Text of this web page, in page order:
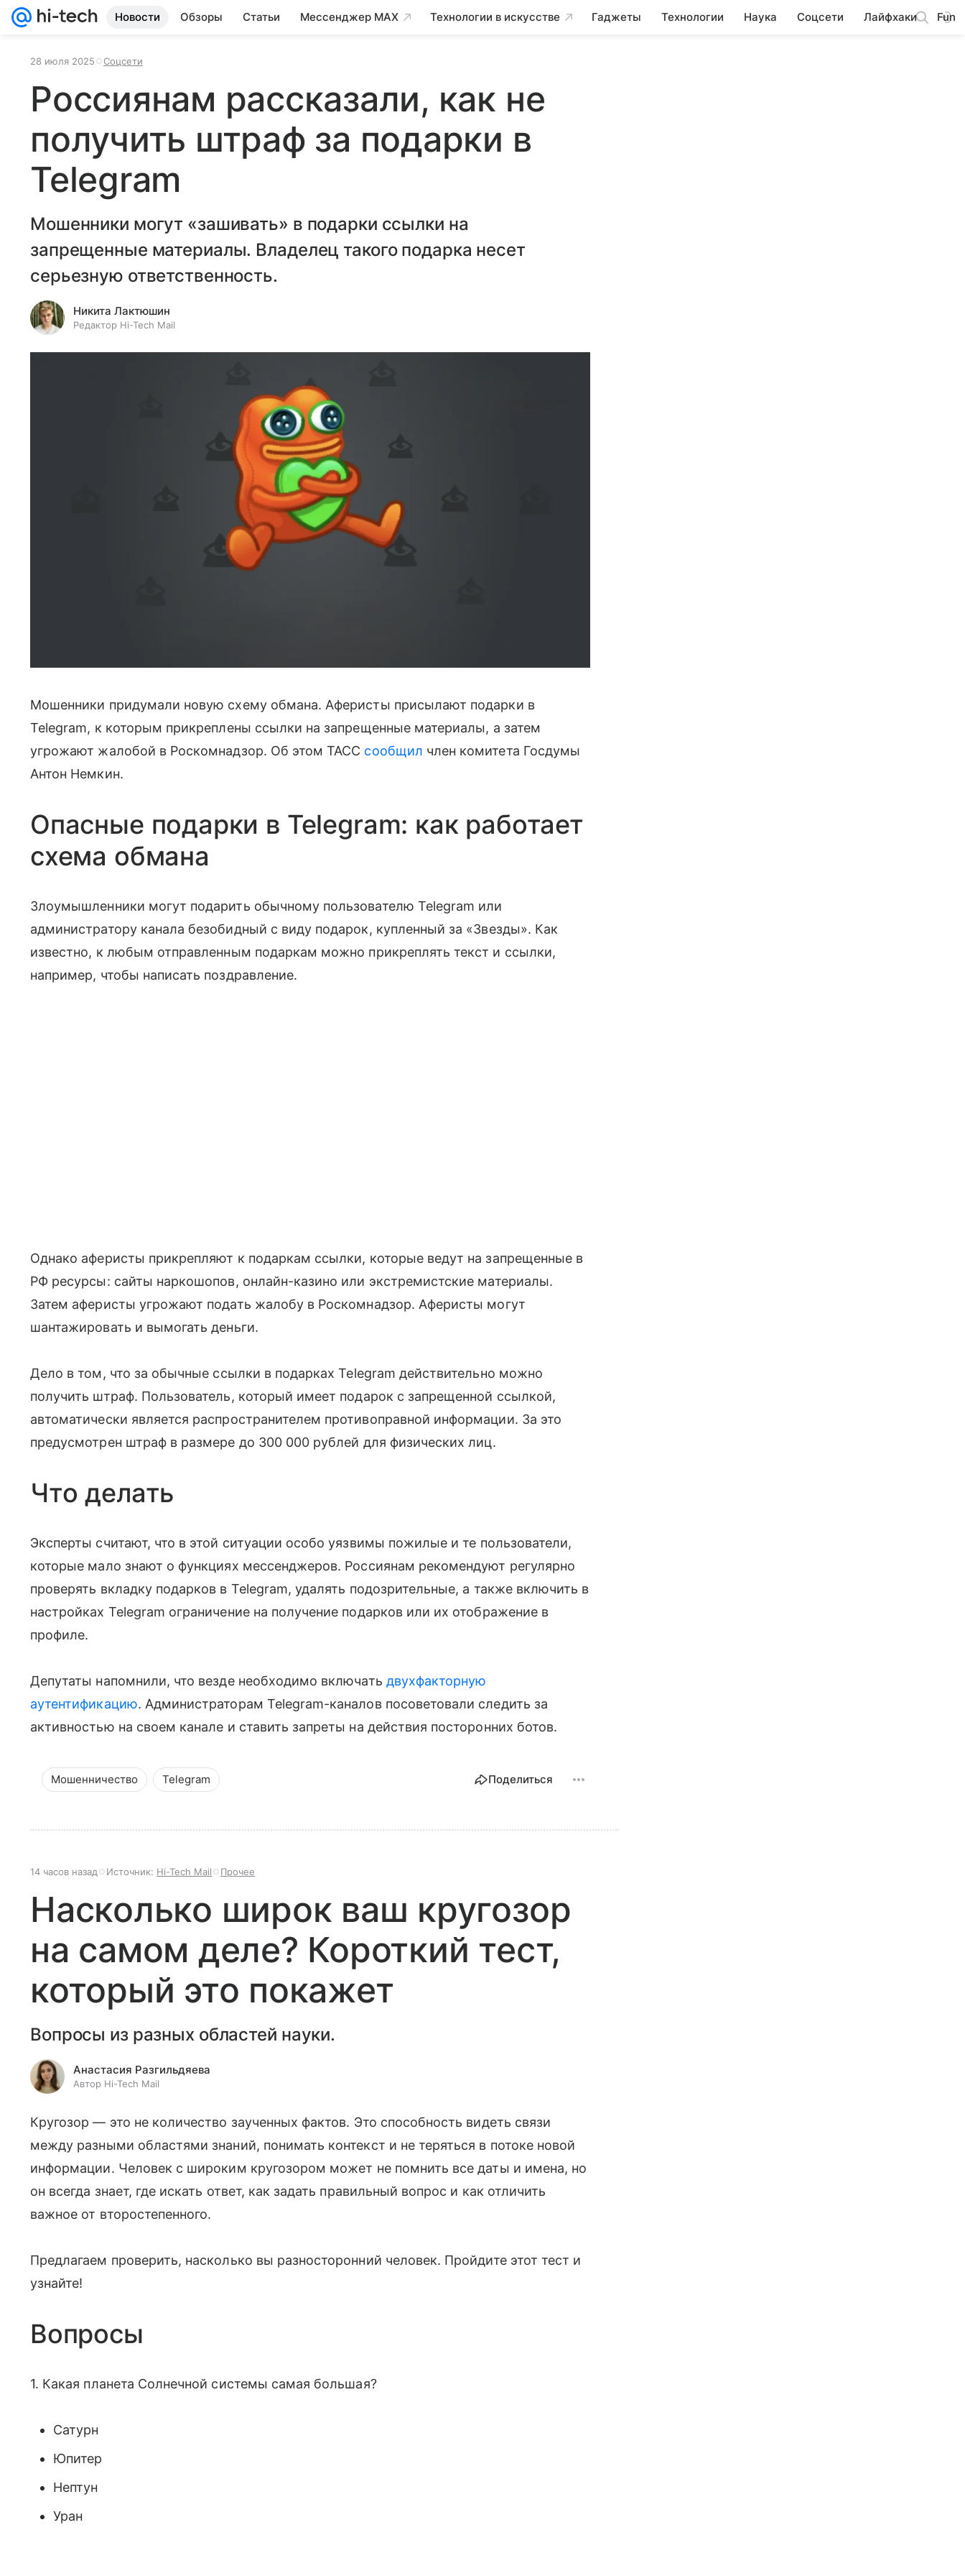
Новости Обзоры Статьи Мессенджер MAX Технологии в искусстве Гаджеты Технологии Наука Соцсети Лайфхаки Fun
28 июля 2025 Соцсети
Россиянам рассказали, как не
получить штраф за подарки в
Telegram
Мошенники могут «зашивать» в подарки ссылки на
запрещенные материалы. Владелец такого подарка несет
серьезную ответственность.
Никита Лактюшин
Редактор Hi-Tech Mail
Мошенники придумали новую схему обмана. Аферисты присылают подарки в
Telegram, к которым прикреплены ссылки на запрещенные материалы, а затем
угрожают жалобой в Роскомнадзор. Об этом ТАСС сообщил член комитета Госдумы
Антон Немкин.
Опасные подарки в Telegram: как работает
схема обмана
Злоумышленники могут подарить обычному пользователю Telegram или
администратору канала безобидный с виду подарок, купленный за «Звезды». Как
известно, к любым отправленным подаркам можно прикреплять текст и ссылки,
например, чтобы написать поздравление.
Однако аферисты прикрепляют к подаркам ссылки, которые ведут на запрещенные в
РФ ресурсы: сайты наркошопов, онлайн-казино или экстремистские материалы.
Затем аферисты угрожают подать жалобу в Роскомнадзор. Аферисты могут
шантажировать и вымогать деньги.
Дело в том, что за обычные ссылки в подарках Telegram действительно можно
получить штраф. Пользователь, который имеет подарок с запрещенной ссылкой,
автоматически является распространителем противоправной информации. За это
предусмотрен штраф в размере до 300 000 рублей для физических лиц.
Что делать
Эксперты считают, что в этой ситуации особо уязвимы пожилые и те пользователи,
которые мало знают о функциях мессенджеров. Россиянам рекомендуют регулярно
проверять вкладку подарков в Telegram, удалять подозрительные, а также включить в
настройках Telegram ограничение на получение подарков или их отображение в
профиле.
Депутаты напомнили, что везде необходимо включать двухфакторную
аутентификацию. Администраторам Telegram-каналов посоветовали следить за
активностью на своем канале и ставить запреты на действия посторонних ботов.
Мошенничество Telegram Поделиться
14 часов назад Источник: Hi-Tech Mail Прочее
Насколько широк ваш кругозор
на самом деле? Короткий тест,
который это покажет
Вопросы из разных областей науки.
Анастасия Разгильдяева
Автор Hi-Tech Mail
Кругозор — это не количество заученных фактов. Это способность видеть связи
между разными областями знаний, понимать контекст и не теряться в потоке новой
информации. Человек с широким кругозором может не помнить все даты и имена, но
он всегда знает, где искать ответ, как задать правильный вопрос и как отличить
важное от второстепенного.
Предлагаем проверить, насколько вы разносторонний человек. Пройдите этот тест и
узнайте!
Вопросы
1. Какая планета Солнечной системы самая большая?
Сатурн
Юпитер
Нептун
Уран